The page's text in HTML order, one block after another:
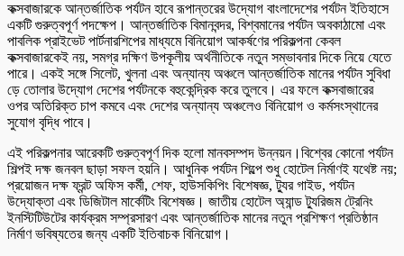
কক্সবাজারকে আন্তর্জাতিক পর্যটন হাবে রূপান্তরের উদ্যোগ বাংলাদেশের পর্যটন ইতিহাসে
একটি গুরুত্বপূর্ণ পদক্ষেপ। আন্তর্জাতিক বিমানবন্দর, বিশ্বমানের পর্যটন অবকাঠামো এবং
পাবলিক প্রাইভেট পার্টনারশিপের মাধ্যমে বিনিয়োগ আকর্ষণের পরিকল্পনা কেবল
কক্সবাজারকেই নয়, সমগ্র দক্ষিণ উপকূলীয় অর্থনীতিকে নতুন সম্ভাবনার দিকে নিয়ে যেতে
পারে। একই সঙ্গে সিলেট, খুলনা এবং অন্যান্য অঞ্চলে আন্তর্জাতিক মানের পর্যটন সুবিধা
ড়ে তোলার উদ্যোগ দেশের পর্যটনকে বহুকেন্দ্রিক করে তুলবে। এর ফলে কক্সবাজারের
ওপর অতিরিক্ত চাপ কমবে এবং দেশের অন্যান্য অঞ্চলেও বিনিয়োগ ও কর্মসংস্থানের
সুযোগ বৃদ্ধি পাবে।
এই পরিকল্পনার আরেকটি গুরুত্বপূর্ণ দিক হলো মানবসম্পদ উন্নয়ন।বিশ্বের কোনো পর্যটন
শিল্পই দক্ষ জনবল ছাড়া সফল হয়নি। আধুনিক পর্যটন শিল্পে শুধু হোটেল নির্মাণই যথেষ্ট নয়;
প্রয়োজন দক্ষ ফ্রন্ট অফিস কর্মী, শেফ, হাউসকিপিং বিশেষজ্ঞ, ট্যুর গাইড, পর্যটন
উদ্যোক্তা এবং ডিজিটাল মার্কেটিং বিশেষজ্ঞ। জাতীয় হোটেল অ্যান্ড ট্যুরিজম ট্রেনিং
ইনস্টিটিউটের কার্যক্রম সম্প্রসারণ এবং আন্তর্জাতিক মানের নতুন প্রশিক্ষণ প্রতিষ্ঠান
নির্মাণ ভবিষ্যতের জন্য একটি ইতিবাচক বিনিয়োগ।